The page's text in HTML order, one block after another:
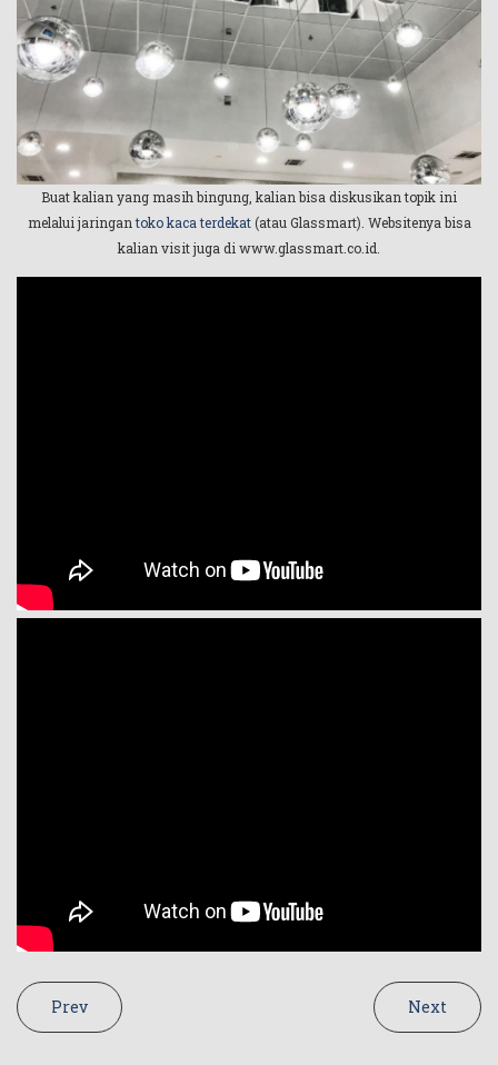
Buat kalian yang masih bingung, kalian bisa diskusikan topik ini
melalui jaringantoko kaca terdekat(atau Glassmart). Websitenya bisa
kalian visit juga di www.glassmart.co.id.
Prev Next